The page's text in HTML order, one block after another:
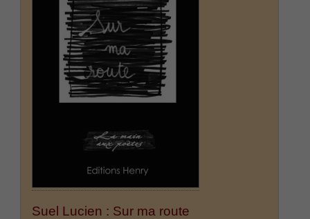
Suel Lucien : Sur ma route